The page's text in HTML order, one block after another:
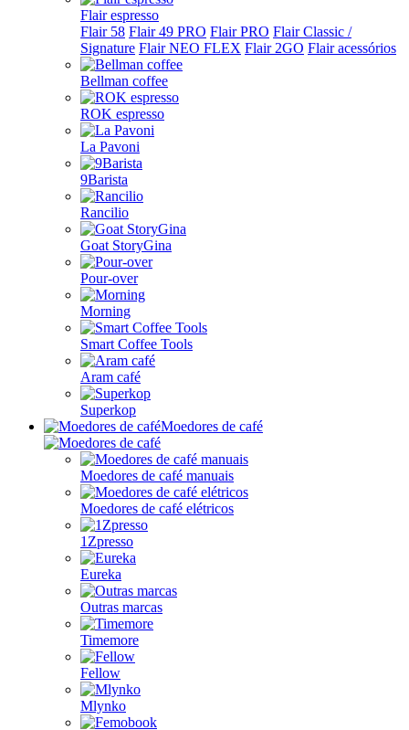
Flair espresso
Flair 58 Flair 49 PRO Flair PRO Flair Classic /
Signature Flair NEO FLEX Flair 2GO Flair acessórios
Bellman coffee
ROK espresso
La Pavoni
9Barista
Rancilio
Goat StoryGina
Pour-over
Morning
Smart Coffee Tools
Aram café
Superkop
Moedores de café
Moedores de café manuais
Moedores de café elétricos
1Zpresso
Eureka
Outras marcas
Timemore
Fellow
Mlynko